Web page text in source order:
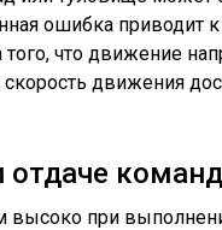
ошибка приводит
что движение
движения
отдаче
высоко при